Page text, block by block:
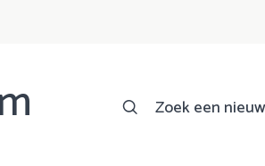
Zoek een